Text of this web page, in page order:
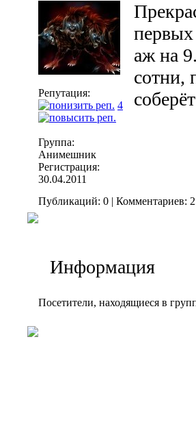
Репутация:
4
Группа:
Анимешник
Регистрация:
30.04.2011
первых
аж на
сотни,
Публикаций: 0 | Комментариев:
Информация
Посетители, находящиеся в